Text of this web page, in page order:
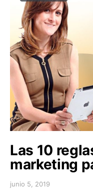
Las 10
marketing
junio 5, 2019